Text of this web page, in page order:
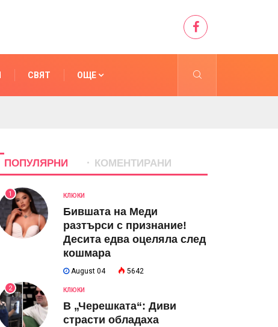
СВЯТ ОЩЕ
ПОПУЛЯРНИ КОМЕНТИРАНИ
1 КЛЮКИ
Бившата на Меди
разтърси с признание!
Десита едва оцеляла след
кошмара
August 04 5642
2 КЛЮКИ
В „Черешката“: Диви
страсти обладаха